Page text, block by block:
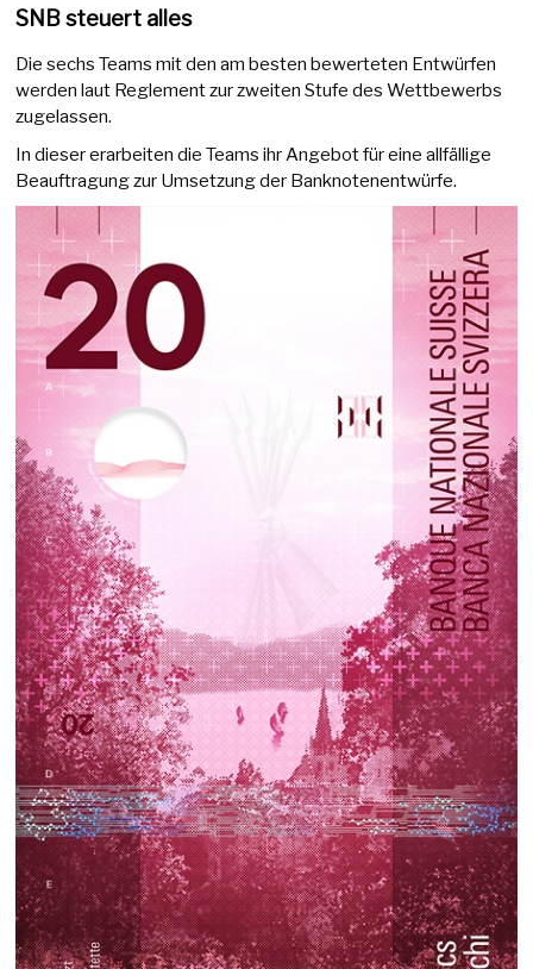
SNB steuert alles
Die sechs Teams mit den am besten bewerteten Entwürfen
werden laut Reglement zur zweiten Stufe des Wettbewerbs
zugelassen.
In dieser erarbeiten die Teams ihr Angebot für eine allfällige
Beauftragung zur Umsetzung der Banknotenentwürfe.